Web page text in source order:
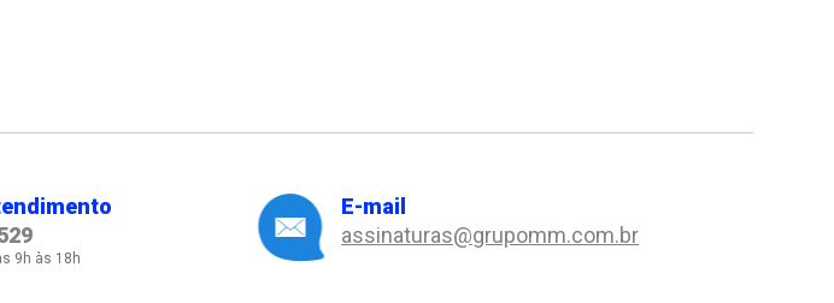
9h às 18h
E-mail
assinaturas@grupomm.com.br